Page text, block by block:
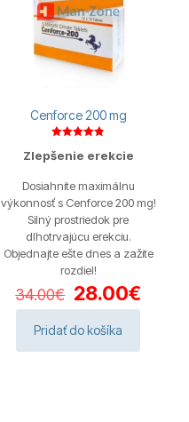
Cenforce 200 mg
4.80
Zlepšenie erekcie
Dosiahnite maximálnu
výkonnosť s Cenforce 200 mg!
Silný prostriedok pre
dlhotrvajúcu erekciu.
Objednajte ešte dnes a zažite
rozdiel!
34.00€ Pôvodná
cena
bola:
34.00€.
28.00€
Pridať do košíka